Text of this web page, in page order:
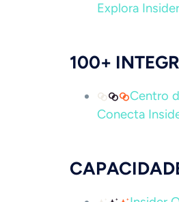
Explora
100+
Centro
Conecta